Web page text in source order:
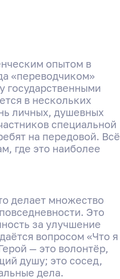
опытом в
«переводчиком»
в нескольких
личных, душевных
специальной
на передовой. Всё
где это наиболее
делает множество
Это
за улучшение
вопросом «Что я
— это волонтёр,
душу; это сосед,
дела.